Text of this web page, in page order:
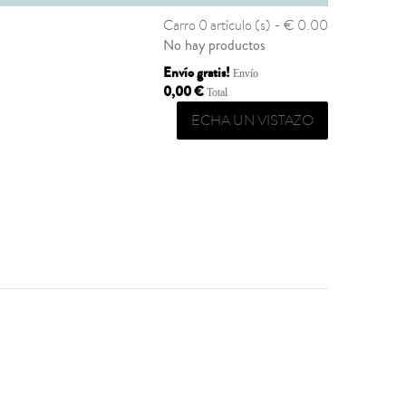
Carro 0 artículo (s) - € 0.00
No hay productos
Envío gratis! Envío
0,00 € Total
ECHA UN VISTAZO